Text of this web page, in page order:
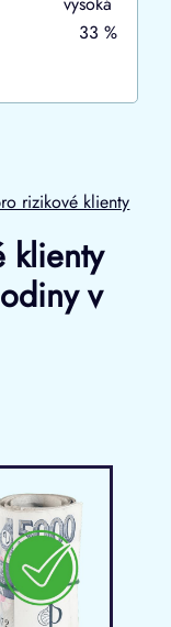
33 %
rizikové klienty
klienty
v